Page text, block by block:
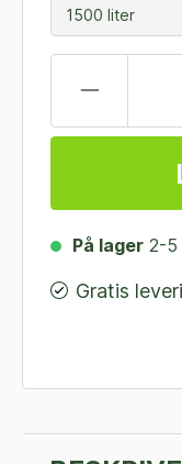
På lager 2-5
Gratis